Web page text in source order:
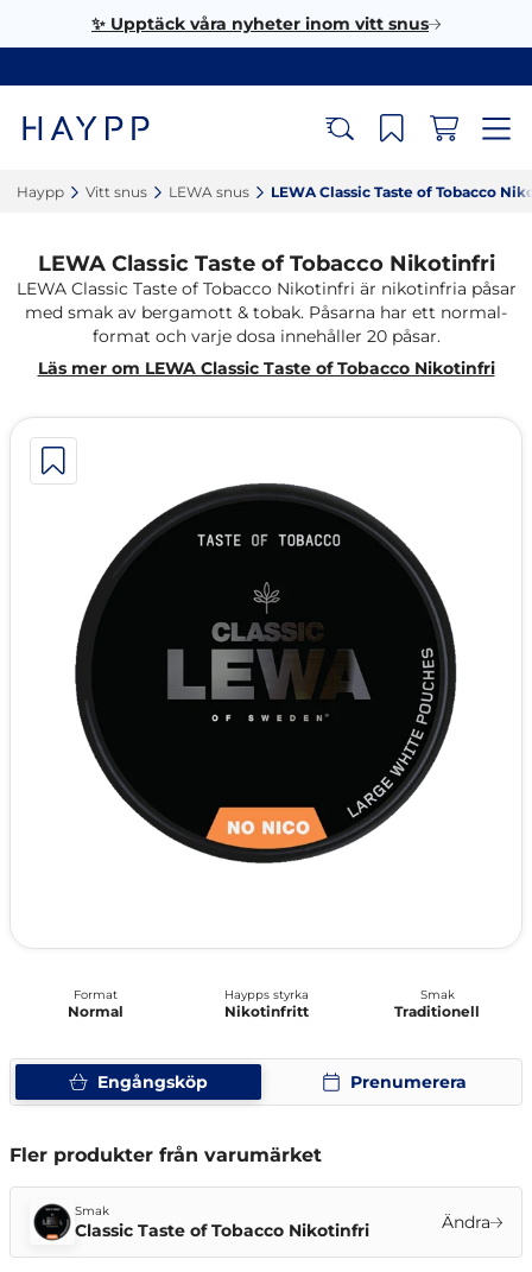
✨ Upptäck våra nyheter inom vitt snus
Haypp‎ Vitt snus‎ LEWA snus‎ LEWA Classic Taste of Tobacco
LEWA Classic Taste of Tobacco Nikotinfri
LEWA Classic Taste of Tobacco Nikotinfri är nikotinfria påsar
med smak av bergamott & tobak. Påsarna har ett normal-
format och varje dosa innehåller 20 påsar.
Läs mer om LEWA Classic Taste of Tobacco Nikotinfri
Engångsköp Prenumerera
Format
Normal
Haypps styrka
Nikotinfritt
Smak
Traditionell
Fler produkter från varumärket
Smak
Classic Taste of Tobacco Nikotinfri Ändra